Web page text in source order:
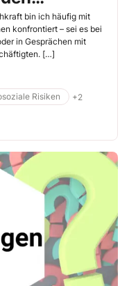
bin ich häufig mit
konfrontiert – sei es bei
in Gesprächen mit
[…]
Risiken +2